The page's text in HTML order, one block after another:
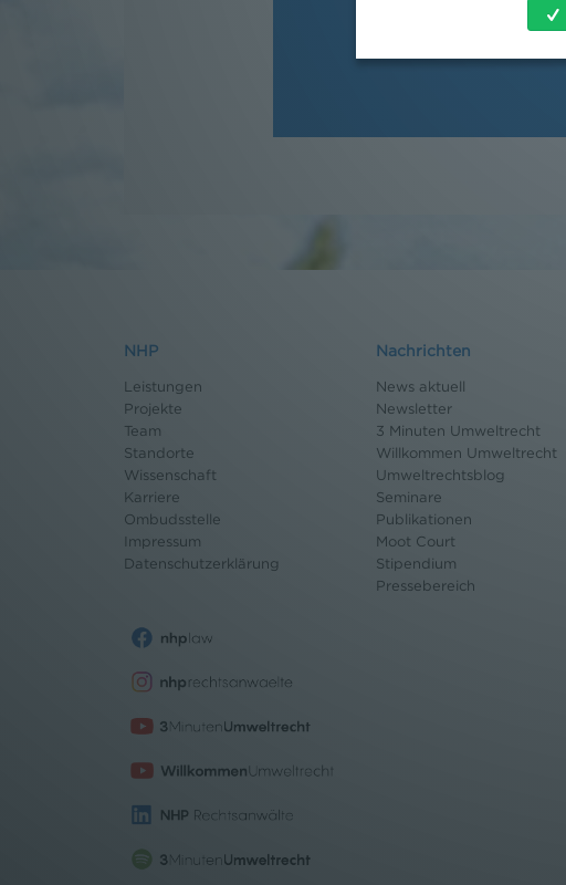
NHP
Leistungen
Projekte
Team
Standorte
Wissenschaft
Karriere
Ombudsstelle
Impressum
Datenschutzerklärung
Nachrichten
News aktuell
Newsletter
3 Minuten Umweltrecht
Willkommen Umweltrecht
Umweltrechtsblog
Seminare
Publikationen
Moot Court
Stipendium
Pressebereich